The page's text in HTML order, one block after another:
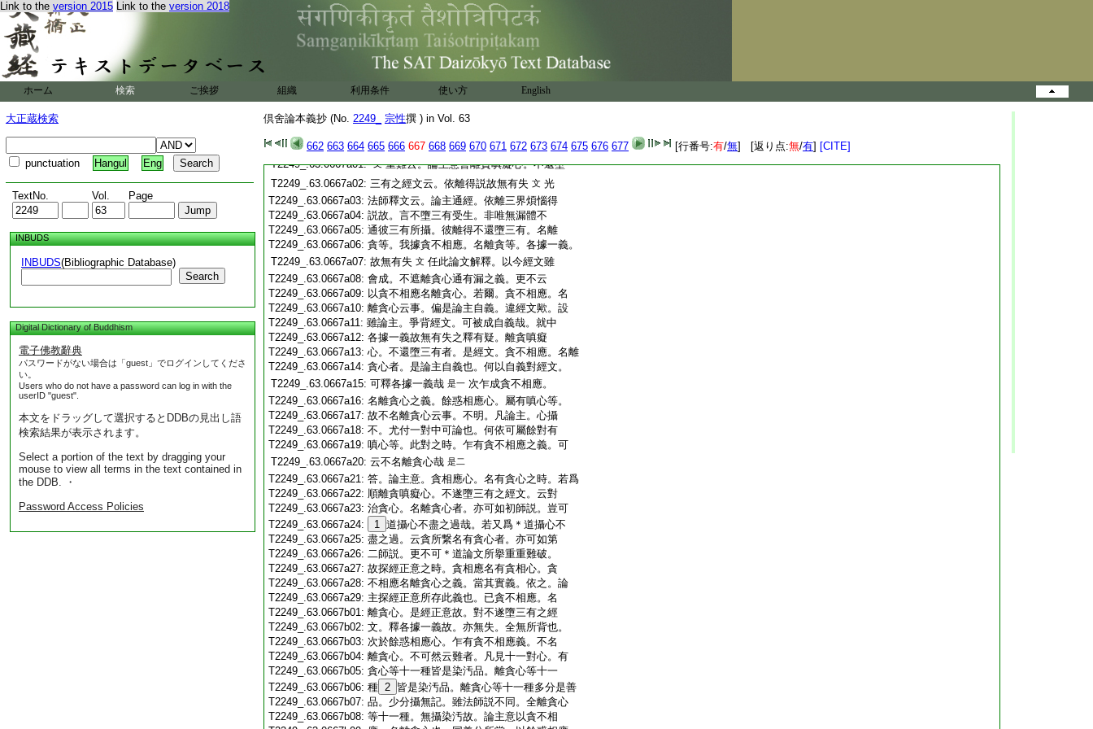
Link to the version 2015 Link to the version 2018
ホーム 検索 ご挨拶 組織 利用条件 使い方 English
大正蔵検索
punctuation Hangul Eng
TextNo. Vol. Page
INBUDS
INBUDS(Bibliographic Database)
Search
Digital Dictionary of Buddhism
電子佛教辭典
パスワードがない場合は「guest」でログインしてくださ
い。
Users who do not have a password can log in with the
userID "guest".
本文をドラッグして選択するとDDBの見出し語
検索結果が表示されます。
Select a portion of the text by dragging your
mouse to view all terms in the text contained in
the DDB. ・
Password Access Policies
倶舍論本義抄 (No. 2249_ 宗性撰 ) in Vol. 63
662 663 664 665 666 667 668 669 670 671 672 673 674 675 676 677 [行番号:有/無] [返り点:無/有] [CITE]
T2249_.63.0666c19:光法師釋此疑云。論主以理爲正。非以婆
T2249_.63.0666c20: 沙評家爲量。初師釋經攝心不盡。第二師
T2249_.63.0666c21: 不得經意。故今論主以此文爲正 文 次於
此師如何可通如貪不相應。名離貪者。餘
惑相應者。應得離貪名云餘師難破哉。云
T2249_.63.0666c24:難者。此師意。貪不相應。名離貪心之因。以
T2249_.63.0666c25:餘惑相應心。名離貪心。更非所痛。雖然以
T2249_.63.0666c26:彼屬有瞋心。有癡心等故。且不名離貪心
T2249_.63.0666c28: 然不説爲離貪心者。彼屬有瞋有癡等故
T2249_.63.0667a01:
文 重難云。論主意會離貪嗔癡心。不還墮
T2249_.63.0667a02: 三有之經文云。依離得説故無有失 文 光
T2249_.63.0667a03: 法師釋文云。論主通經。依離三界煩惱得
T2249_.63.0667a04: 説故。言不墮三有受生。非唯無漏體不
T2249_.63.0667a05: 通彼三有所攝。彼離得不還墮三有。名離
T2249_.63.0667a06: 貪等。我據貪不相應。名離貪等。各據一義。
T2249_.63.0667a07: 故無有失 文 任此論文解釋。以今經文雖
T2249_.63.0667a08: 會成。不遮離貪心通有漏之義。更不云
T2249_.63.0667a09: 以貪不相應名離貪心。若爾。貪不相應。名
T2249_.63.0667a10: 離貪心云事。偏是論主自義。違經文歟。設
T2249_.63.0667a11: 雖論主。爭背經文。可被成自義哉。就中
T2249_.63.0667a12: 各據一義故無有失之釋有疑。離貪嗔癡
T2249_.63.0667a13: 心。不還墮三有者。是經文。貪不相應。名離
T2249_.63.0667a14: 貪心者。是論主自義也。何以自義對經文。
T2249_.63.0667a15: 可釋各據一義哉 是一 次乍成貪不相應。
T2249_.63.0667a16: 名離貪心之義。餘惑相應心。屬有嗔心等。
T2249_.63.0667a17: 故不名離貪心云事。不明。凡論主。心攝
T2249_.63.0667a18: 不。尤付一對中可論也。何依可屬餘對有
T2249_.63.0667a19: 嗔心等。此對之時。乍有貪不相應之義。可
T2249_.63.0667a20: 云不名離貪心哉 是二
T2249_.63.0667a21: 答。論主意。貪相應心。名有貪心之時。若爲
T2249_.63.0667a22: 順離貪嗔癡心。不遂墮三有之經文。云對
T2249_.63.0667a23: 治貪心。名離貪心者。亦可如初師説。豈可
T2249_.63.0667a24:
1 道攝心不盡之過哉。若又爲＊道攝心不
T2249_.63.0667a25: 盡之過。云貪所繋名有貪心者。亦可如第
T2249_.63.0667a26: 二師説。更不可＊道論文所擧重重難破。
T2249_.63.0667a27: 故探經正意之時。貪相應名有貪相心。貪
T2249_.63.0667a28: 不相應名離貪心之義。當其實義。依之。論
T2249_.63.0667a29: 主探經正意所存此義也。已貪不相應。名
T2249_.63.0667b01: 離貪心。是經正意故。對不遂墮三有之經
T2249_.63.0667b02: 文。釋各據一義故。亦無失。全無所背也。
T2249_.63.0667b03: 次於餘惑相應心。乍有貪不相應義。不名
T2249_.63.0667b04: 離貪心。不可然云難者。凡見十一對心。有
T2249_.63.0667b05: 貪心等十一種皆是染汚品。離貪心等十一
T2249_.63.0667b06: 種 2 皆是染汚品。離貪心等十一種多分是善
T2249_.63.0667b07: 品。少分攝無記。雖法師説不同。全離貪心
T2249_.63.0667b08: 等十一種。無攝染汚故。論主意以貪不相